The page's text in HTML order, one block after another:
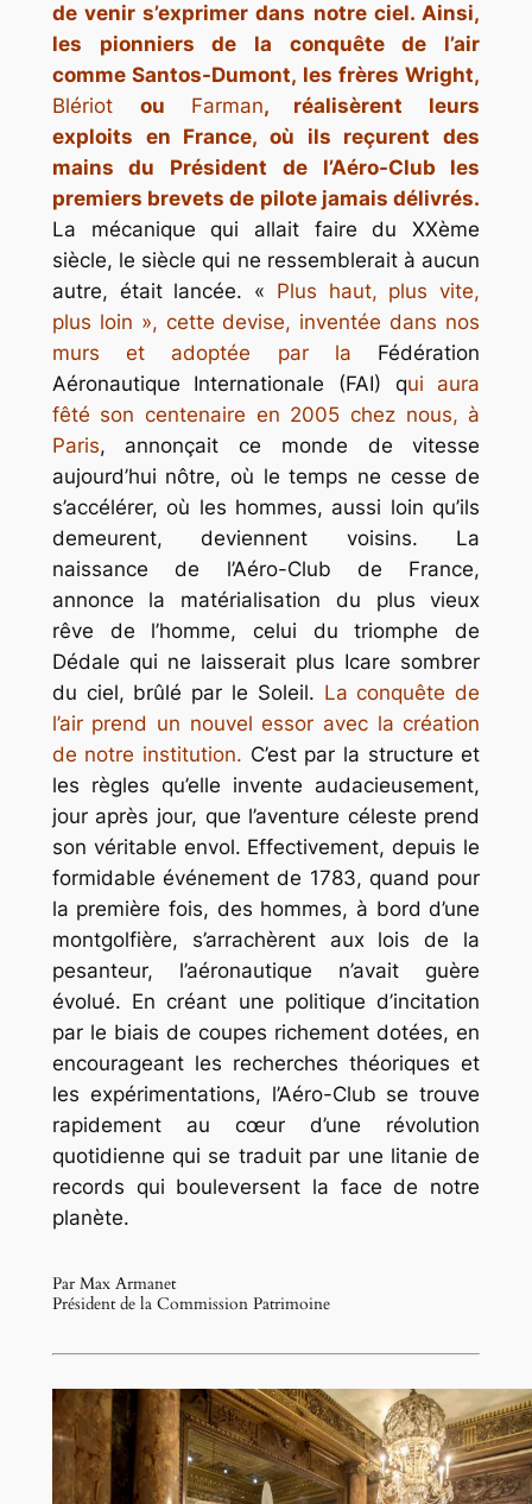
de venir s’exprimer dans notre ciel. Ainsi,
les pionniers de la conquête de l’air
comme Santos-Dumont, les frères Wright,
Blériot ou Farman, réalisèrent leurs
exploits en France, où ils reçurent des
mains du Président de l’Aéro-Club les
premiers brevets de pilote jamais délivrés.
La mécanique qui allait faire du XXème
siècle, le siècle qui ne ressemblerait à aucun
autre, était lancée. « Plus haut, plus vite,
plus loin », cette devise, inventée dans nos
murs et adoptée par la Fédération
Aéronautique Internationale (FAI) qui aura
fêté son centenaire en 2005 chez nous, à
Paris, annonçait ce monde de vitesse
aujourd’hui nôtre, où le temps ne cesse de
s’accélérer, où les hommes, aussi loin qu’ils
demeurent, deviennent voisins. La
naissance de l’Aéro-Club de France,
annonce la matérialisation du plus vieux
rêve de l’homme, celui du triomphe de
Dédale qui ne laisserait plus Icare sombrer
du ciel, brûlé par le Soleil. La conquête de
l’air prend un nouvel essor avec la création
de notre institution. C’est par la structure et
les règles qu’elle invente audacieusement,
jour après jour, que l’aventure céleste prend
son véritable envol. Effectivement, depuis le
formidable événement de 1783, quand pour
la première fois, des hommes, à bord d’une
montgolfière, s’arrachèrent aux lois de la
pesanteur, l’aéronautique n’avait guère
évolué. En créant une politique d’incitation
par le biais de coupes richement dotées, en
encourageant les recherches théoriques et
les expérimentations, l’Aéro-Club se trouve
rapidement au cœur d’une révolution
quotidienne qui se traduit par une litanie de
records qui bouleversent la face de notre
planète.
Par Max Armanet
Président de la Commission Patrimoine